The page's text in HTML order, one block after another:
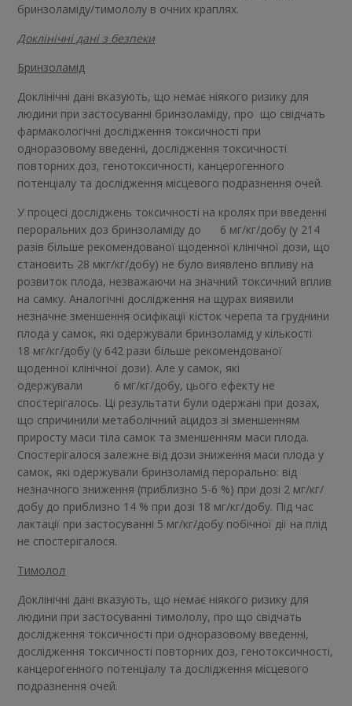
бринзоламіду/тимололу в очних краплях.
Доклінічні дані з безпеки
Бринзоламід
Доклінічні дані вказують, що немає ніякого ризику для
людини при застосуванні бринзоламіду, про що свідчать
фармакологічні дослідження токсичності при
одноразовому введенні, дослідження токсичності
повторних доз, генотоксичності, канцерогенного
потенціалу та дослідження місцевого подразнення очей.
У процесі досліджень токсичності на кролях при введенні
пероральних доз бринзоламіду до 6 мг/кг/добу (у 214
разів більше рекомендованої щоденної клінічної дози, що
становить 28 мкг/кг/добу) не було виявлено впливу на
розвиток плода, незважаючи на значний токсичний вплив
на самку. Аналогічні дослідження на щурах виявили
незначне зменшення осифікації кісток черепа та груднини
плода у самок, які одержували бринзоламід у кількості
18 мг/кг/добу (у 642 рази більше рекомендованої
щоденної клінічної дози). Але у самок, які
одержували 6 мг/кг/добу, цього ефекту не
спостерігалось. Ці результати були одержані при дозах,
що спричинили метаболічний ацидоз зі зменшенням
приросту маси тіла самок та зменшенням маси плода.
Спостерігалося залежне від дози зниження маси плода у
самок, які одержували бринзоламід перорально: від
незначного зниження (приблизно 5-6 %) при дозі 2 мг/кг/
добу до приблизно 14 % при дозі 18 мг/кг/добу. Під час
лактації при застосуванні 5 мг/кг/добу побічної дії на плід
не спостерігалося.
Тимолол
Доклінічні дані вказують, що немає ніякого ризику для
людини при застосуванні тимололу, про що свідчать
дослідження токсичності при одноразовому введенні,
дослідження токсичності повторних доз, генотоксичності,
канцерогенного потенціалу та дослідження місцевого
подразнення очей.